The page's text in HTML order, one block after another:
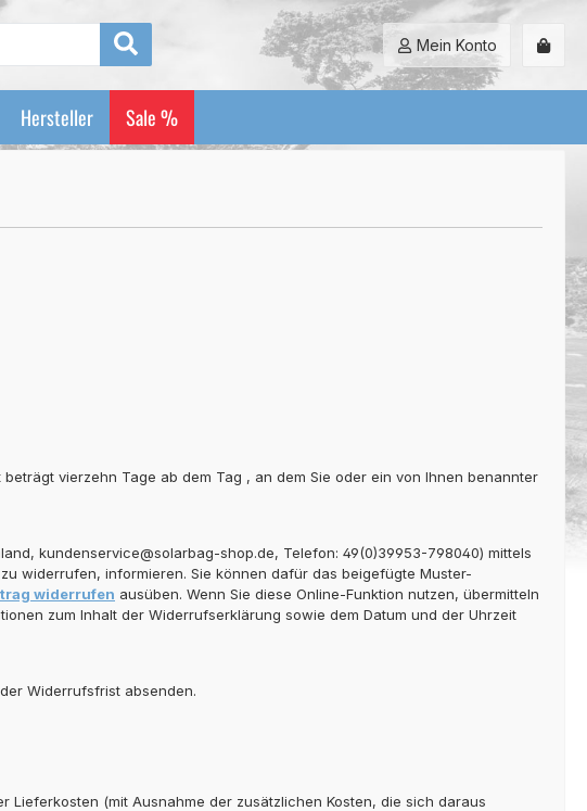
Mein Konto
Hersteller Sale %
vierzehn Tage ab dem Tag , an dem Sie oder ein von Ihnen benannter
kundenservice@solarbag-shop.de, Telefon: 49(0)39953-798040) mittels
widerrufen, informieren. Sie können dafür das beigefügte Muster-
widerrufen ausüben. Wenn Sie diese Online-Funktion nutzen, übermitteln
zum Inhalt der Widerrufserklärung sowie dem Datum und der Uhrzeit
Widerrufsfrist absenden.
(mit Ausnahme der zusätzlichen Kosten, die sich daraus